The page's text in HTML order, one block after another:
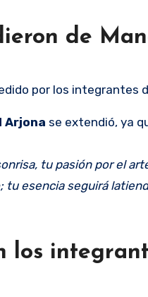
de
por los integrantes
Arjona se extendió, ya
tu pasión por el
tu esencia seguirá
los